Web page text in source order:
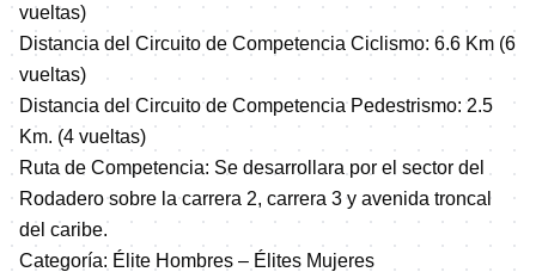
vueltas)
Distancia del Circuito de Competencia Ciclismo: 6.6 Km (6
vueltas)
Distancia del Circuito de Competencia Pedestrismo: 2.5
Km. (4 vueltas)
Ruta de Competencia: Se desarrollara por el sector del
Rodadero sobre la carrera 2, carrera 3 y avenida troncal
del caribe.
Categoría: Élite Hombres – Élites Mujeres